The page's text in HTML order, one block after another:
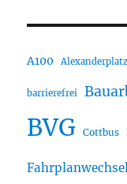
A100 Alexanderplatz
barrierefrei
BVG Cottbus
Fahrplanwechsel